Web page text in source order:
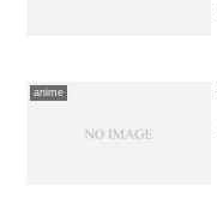
anime